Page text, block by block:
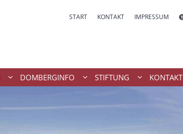
START KONTAKT IMPRESSUM
DOMBERGINFO STIFTUNG KONTAKT